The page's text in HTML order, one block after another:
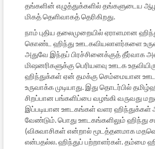
தங்களின் எழுத்துக்களில் தங்களுடைய
மிகத் தெளிவாகத் தெரிகிறது.
நாம் புதிய தலைமுறையில் ஏராளமான
கொண்ட ஹிந்து ஊடகவியலாளர்களை
அதுவே இந்தப் பிரச்சினைக்குத் தீர்வாக
மிஷனரிகளுக்கு பெரியளவு ஊடக
ஹிந்துக்கள் ஏன் தமக்கு செம்மையான
உருவாக்க முடியாது. இது தொடர்பில்
சிறப்பான பங்களிப்பை வழங்கி வருவது
இப்படியான ஊடகங்கள் வளர
வேண்டும். பொது ஊடகங்களிலும் ஹிந்து
(விசுவாசிகள் என்றால் மூடத்தனமாக
என்பதல்ல. ஹிந்துப் பற்றாளர்கள். தம்மை